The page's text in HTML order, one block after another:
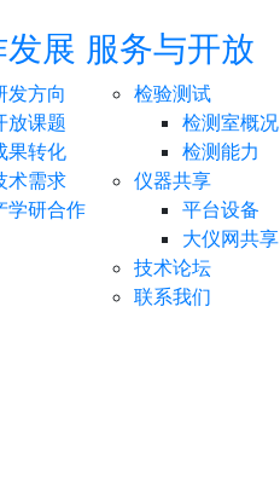
展
发方向
放课题
果转化
术需求
学研合作
服务与开放
检验测试
检测室概况
检测能力
仪器共享
平台设备
大仪网共享
技术论坛
联系我们